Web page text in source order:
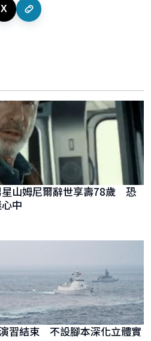
X
星山姆尼爾辭世享壽78歲 恐
中
習結束 不設腳本深化立體實